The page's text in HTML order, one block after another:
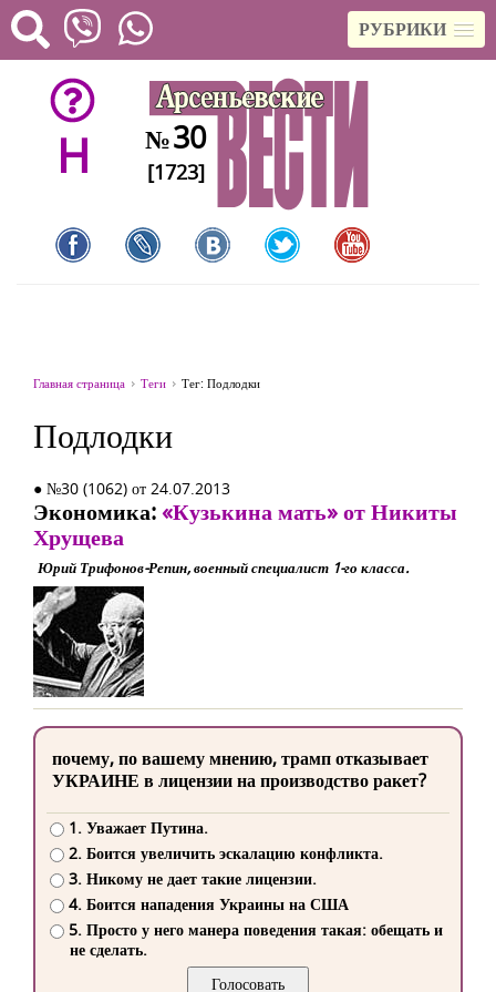
РУБРИКИ
H №30
[1723]
Главная страница Теги Тег: Подлодки
Подлодки
● №30 (1062) от 24.07.2013
Экономика:«Кузькина мать» от Никиты
Хрущева
Юрий Трифонов-Репин, военный специалист 1-го класса.
почему, по вашему мнению, трамп отказывает
УКРАИНЕ в лицензии на производство ракет?
1. Уважает Путина.
2. Боится увеличить эскалацию конфликта.
3. Никому не дает такие лицензии.
4. Боится нападения Украины на США
5. Просто у него манера поведения такая: обещать и
не сделать.